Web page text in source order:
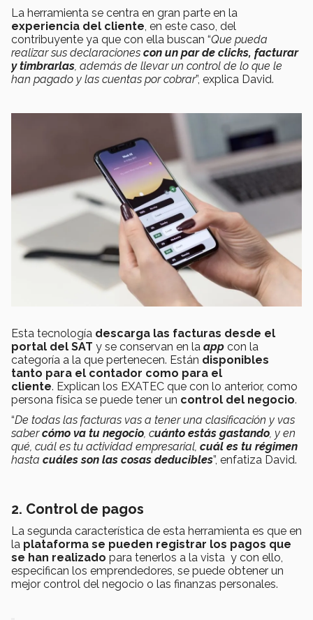
La herramienta se centra en gran parte en la
experiencia del cliente , en este caso, del
contribuyente ya que con ella buscan “Que pueda
realizar sus declaraciones con un par de clicks, facturar
y timbrarlas , además de llevar un control de lo que le
han pagado y las cuentas por cobrar”, explica David.
Esta tecnología descarga las facturas desde el
portal del SAT y se conservan en la app con la
categoría a la que pertenecen. Están disponibles
tanto para el contador como para el
cliente. Explican los EXATEC que con lo anterior, como
persona física se puede tener un control del negocio.
“De todas las facturas vas a tener una clasificación y vas
sabercómo va tu negocio, cuánto estás gastando, y en
qué, cuál es tu actividad empresarial, cuál es tu régimen
hasta cuáles son las cosas deducibles”, enfatiza David.
2. Control de pagos
La segunda característica de esta herramienta es que en
la plataforma se pueden registrar los pagos que
se han realizado para tenerlos a la vista y con ello,
especifican los emprendedores, se puede obtener un
mejor control del negocio o las finanzas personales.